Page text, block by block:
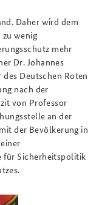
Daher wird dem
wenig
mehr
Dr. Johannes
Deutschen Roten
nach der
von Professor
an der
der Bevölkerung in
für Sicherheitspolitik